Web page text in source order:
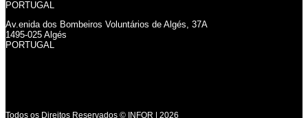
PORTUGAL
Av.enida dos Bombeiros Voluntários de Algés, 37A
1495-025 Algés
PORTUGAL
Todos os Direitos Reservados © INFOR | 2026